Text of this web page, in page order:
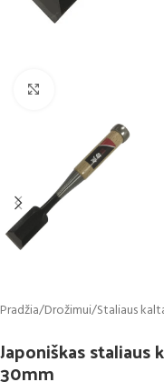
Pradžia/Drožimui/Staliaus
Japoniškas staliaus
30mm